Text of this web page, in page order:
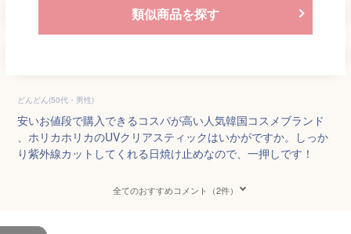
類似商品を探す
どんどん(50代・男性)
安いお値段で購入できるコスパが高い人気韓国コスメブランド
、ホリカホリカのUVクリアスティックはいかがですか。しっか
り紫外線カットしてくれる日焼け止めなので、一押しです！
全てのおすすめコメント（2件）